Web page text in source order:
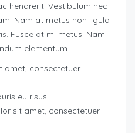
hendrerit. Vestibulum nec
Nam at metus non ligula
Fusce at mi metus. Nam
elementum.
amet, consectetuer
eu risus.
sit amet, consectetuer